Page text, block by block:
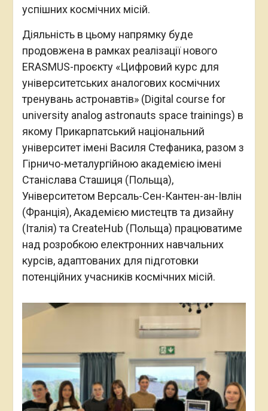
успішних космічних місій.
Діяльність в цьому напрямку буде
продовжена в рамках реалізації нового
ERASMUS-проєкту «Цифровий курс для
університетських аналогових космічних
тренувань астронавтів» (Digital course for
university analog astronauts space trainings) в
якому Прикарпатський національний
університет імені Василя Стефаника, разом з
Гірничо-металургійною академією імені
Станіслава Сташиця (Польща),
Університетом Версаль-Сен-Кантен-ан-Івлін
(Франція), Академією мистецтв та дизайну
(Італія) та CreateHub (Польща) працюватиме
над розробкою електронних навчальних
курсів, адаптованих для підготовки
потенційних учасників космічних місій.